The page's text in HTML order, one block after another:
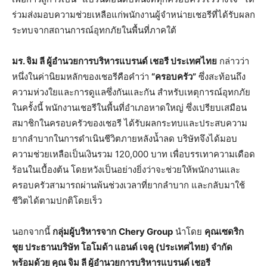
ร่วมส่งมอบความช่วยเหลือแก่พนักงานผู้จำหน่ายเชอรีที่ได้รับผลก
ระทบจากสถานการณ์อุทกภัยในพื้นที่ภาคใต้
มร.จิม ลี ผู้อำนวยการบริหารแบรนด์ เชอรีประเทศไทย กล่าวว่า
หนึ่งในค่านิยมหลักของเชอรีคือคำว่า “ครอบครัว” ซึ่งสะท้อนถึง
ความห่วงใยและการดูแลซึ่งกันและกัน สำหรับเหตุการณ์อุทกภัย
ในครั้งนี้ พนักงานเชอรีในพื้นที่อำเภอหาดใหญ่ ซึ่งเปรียบเสมือน
สมาชิกในครอบครัวของเชอรี ได้รับผลกระทบและประสบความ
ยากลำบากในการดำเนินชีวิตภายหลังน้ำลด บริษัทจึงได้มอบ
ความช่วยเหลือเป็นเงินรวม 120,000 บาท เพื่อบรรเทาความเดือด
ร้อนในเบื้องต้น โดยหวังเป็นอย่างยิ่งว่าจะช่วยให้พนักงานและ
ครอบครัวสามารถผ่านพ้นช่วงเวลาที่ยากลำบาก และกลับมาใช้
ชีวิตได้ตามปกติโดยเร็ว
นอกจากนี้ กลุ่มผู้บริหารจาก Chery Group นำโดย คุณเซดริก
ชุยประธานบริษัทโอโมด้า แอนด์ เจคู (ประเทศไทย) จำกัด
พร้อมด้วย คุณจิม ลี ผู้อำนวยการบริหารแบรนด์ เชอรี